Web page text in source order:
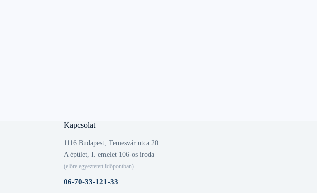
Kapcsolat
1116 Budapest, Temesvár utca 20.
A épület, I. emelet 106-os iroda
(előre egyeztetett időpontban)
06-70-33-121-33